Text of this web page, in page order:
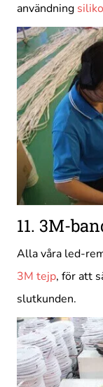
användning
11. 3M-
Alla våra led-
3M tejp, för att
slutkunden.